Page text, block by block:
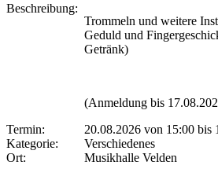
Beschreibung:
Trommeln und weitere
Geduld und
Getränk)
(Anmeldung bis
Termin:
20.08.2026 von 15:00 bis
Kategorie:
Verschiedenes
Ort:
Musikhalle Velden